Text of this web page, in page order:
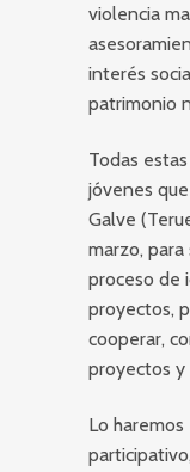
violencia
interés
patrimonio
Todas
jóvenes
Galve
marzo,
proceso de
proyectos,
cooperar,
proyectos y
Lo